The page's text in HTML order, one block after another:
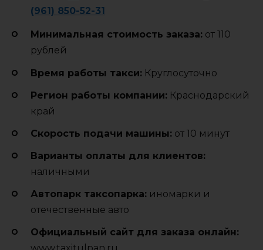
(961) 850-52-31
Минимальная стоимость заказа: от 110
рублей
Время работы такси: Круглосуточно
Регион работы компании: Краснодарский
край
Cкорость подачи машины: от 10 минут
Варианты оплаты для клиентов:
наличными
Автопарк таксопарка: иномарки и
отечественные авто
Официальный сайт для заказа онлайн: